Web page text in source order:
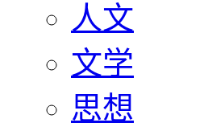
人文
文学
思想